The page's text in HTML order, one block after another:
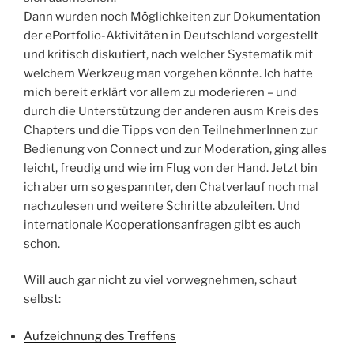
Dann wurden noch Möglichkeiten zur Dokumentation
der ePortfolio-Aktivitäten in Deutschland vorgestellt
und kritisch diskutiert, nach welcher Systematik mit
welchem Werkzeug man vorgehen könnte. Ich hatte
mich bereit erklärt vor allem zu moderieren – und
durch die Unterstützung der anderen ausm Kreis des
Chapters und die Tipps von den TeilnehmerInnen zur
Bedienung von Connect und zur Moderation, ging alles
leicht, freudig und wie im Flug von der Hand. Jetzt bin
ich aber um so gespannter, den Chatverlauf noch mal
nachzulesen und weitere Schritte abzuleiten. Und
internationale Kooperationsanfragen gibt es auch
schon.
Will auch gar nicht zu viel vorwegnehmen, schaut
selbst:
Aufzeichnung des Treffens